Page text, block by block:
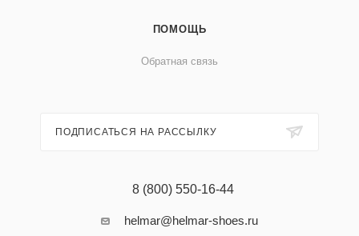
ПОМОЩЬ
Обратная связь
ПОДПИСАТЬСЯ НА РАССЫЛКУ
8 (800) 550-16-44
helmar@helmar-shoes.ru